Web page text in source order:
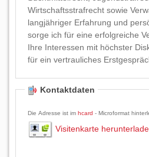
Wirtschaftsstrafrecht sowie
langjähriger Erfahrung und
sorge ich für eine erfolgreiche
Ihre Interessen mit höchster Diskretion.
für ein vertrauliches
Kontaktdaten
Die Adresse ist im hcard - Microformat
Visitenkarte